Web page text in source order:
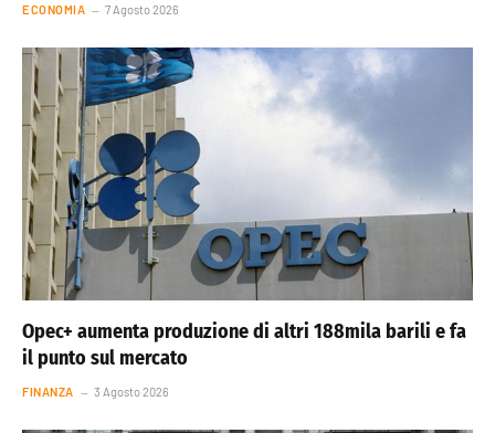
ECONOMIA 7 Agosto 2026
Opec+ aumenta produzione di altri 188mila barili e fa
il punto sul mercato
FINANZA 3 Agosto 2026